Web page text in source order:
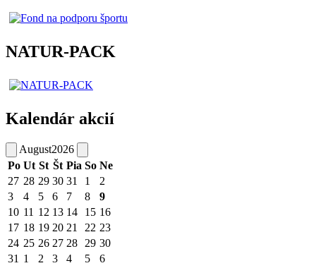
NATUR-PACK
Kalendár akcií
August2026
Po Ut St Št Pia So Ne
27 28 29 30 31 1
2
3
4 5 6 7 8
9
10 11 12 13 14 15 16
17 18 19 20 21 22 23
24 25 26 27 28 29 30
31 1 2 3 4 5 6